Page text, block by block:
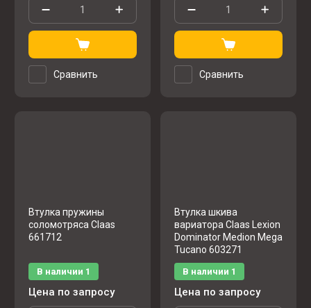
Сравнить Сравнить
Втулка пружины
соломотряса Claas
661712
В наличии 1
Цена по запросу
Втулка шкива
вариатора Claas Lexion
Dominator Medion Mega
Tucano 603271
В наличии 1
Цена по запросу